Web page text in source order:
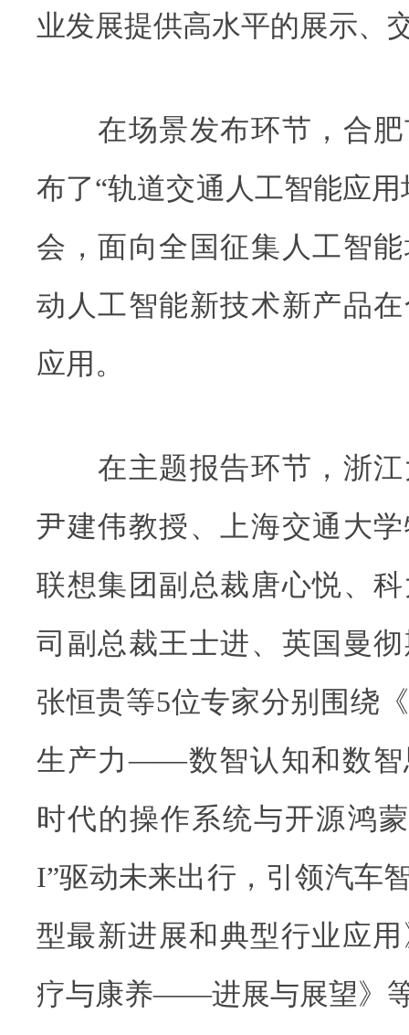
业发展提供高水平的展示、
在场景发布环节，合肥
布了“轨道交通人工智能应
会，面向全国征集人工智
动人工智能新技术新产品
应用。
在主题报告环节，浙江
尹建伟教授、上海交通大
联想集团副总裁唐心悦、
司副总裁王士进、英国曼
张恒贵等5位专家分别围绕
生产力——数智认知和数智
时代的操作系统与开源鸿
I”驱动未来出行，引领汽车
型最新进展和典型行业应
疗与康养——进展与展望》